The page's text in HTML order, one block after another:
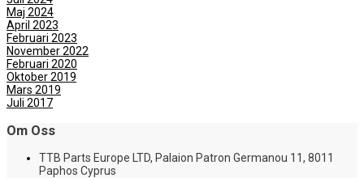
Maj 2024
April 2023
Februari 2023
November 2022
Februari 2020
Oktober 2019
Mars 2019
Juli 2017
Om Oss
TTB Parts Europe LTD, Palaion Patron Germanou 11, 8011
Paphos Cyprus